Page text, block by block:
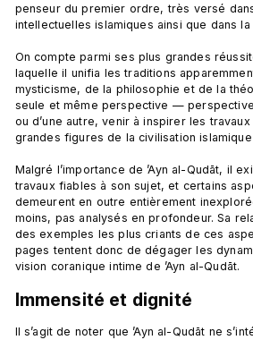
penseur du premier ordre, très versé
intellectuelles islamiques ainsi que dans
On compte parmi ses plus grandes
laquelle il unifia les traditions
mysticisme, de la philosophie et de la
seule et même perspective —
ou d’une autre, venir à inspirer les
grandes figures de la civilisation
Malgré l’importance de ’Ayn al-Qudāt, il
travaux fiables à son sujet, et certains
demeurent en outre entièrement
moins, pas analysés en profondeur. Sa
des exemples les plus criants de ces
pages tentent donc de dégager les
Immensité et dignité
Il s’agit de noter que ’Ayn al-Qudāt ne